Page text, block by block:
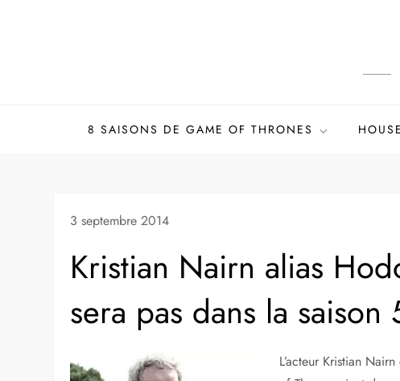
8 SAISONS DE GAME OF THRONES
3 septembre 2014
Kristian Nairn alias
sera pas dans la saison
L’acteur Kristian